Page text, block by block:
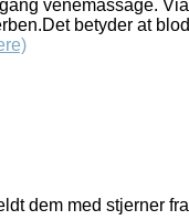
venemassage.
betyder at
dem med stjerner